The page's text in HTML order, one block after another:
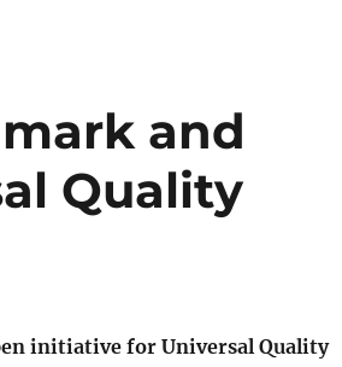
and
Quality
initiative for Universal Quality